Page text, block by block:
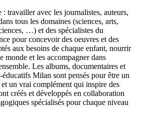
travailler avec les journalistes, auteurs,
tous les domaines (sciences, arts,
…) et des spécialistes du
pour concevoir des oeuvres et des
aux besoins de chaque enfant, nourrir
monde et les accompagner dans
Les albums, documentaires et
Milan sont pensés pour être un
un vrai complément qui inspire des
créés et développés en collaboration
spécialisés pour chaque niveau